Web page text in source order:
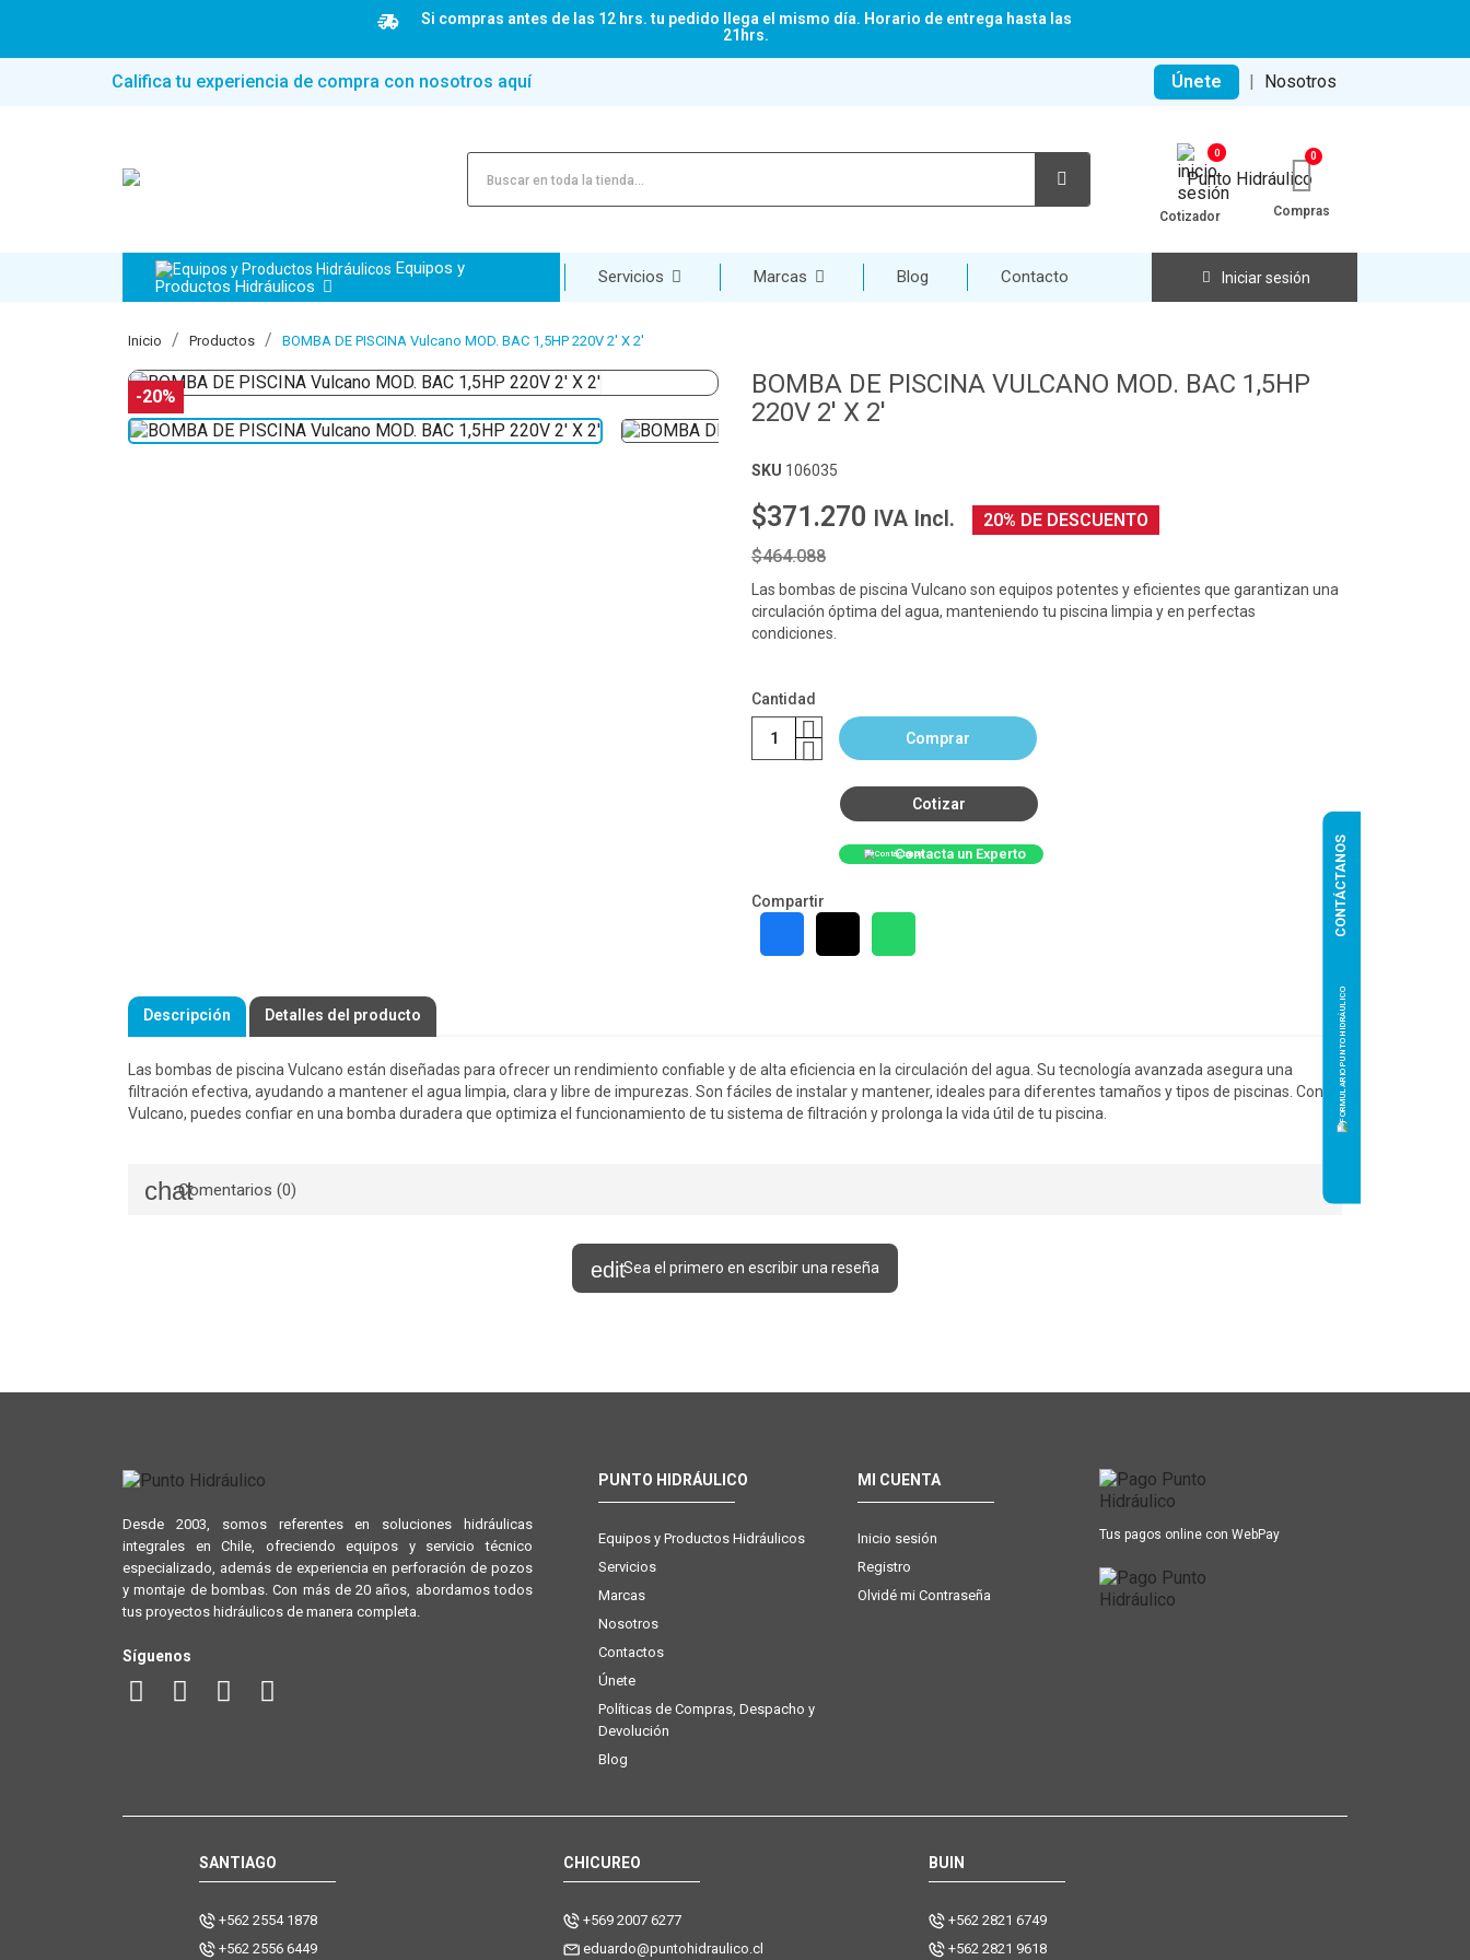
Si compras antes de las 12 hrs. tu pedido llega el mismo día. Horario de entrega hasta las
21hrs.
Califica tu experiencia de compra con nosotros aquí Únete | Nosotros
0
Cotizador Compras
Equipos y
Productos Hidráulicos
Servicios Marcas Blog Contacto Iniciar sesión
Inicio Productos BOMBA DE PISCINA Vulcano MOD. BAC 1,5HP 220V 2' X 2'
-20%
BOMBA DE PISCINA VULCANO MOD. BAC 1,5HP
220V 2' X 2'
SKU 106035
$371.270 IVA Incl.
20% DE DESCUENTO
$464.088
Las bombas de piscina Vulcano son equipos potentes y eficientes que garantizan una
circulación óptima del agua, manteniendo tu piscina limpia y en perfectas
condiciones.
Cantidad
Comprar
Cotizar
Contacta un Experto
Compartir
Descripción Detalles del producto
Las bombas de piscina Vulcano están diseñadas para ofrecer un rendimiento confiable y de alta eficiencia en la circulación del agua. Su tecnología avanzada asegura una
filtración efectiva, ayudando a mantener el agua limpia, clara y libre de impurezas. Son fáciles de instalar y mantener, ideales para diferentes tamaños y tipos de piscinas. Con
Vulcano, puedes confiar en una bomba duradera que optimiza el funcionamiento de tu sistema de filtración y prolonga la vida útil de tu piscina.
Comentarios (0)
Sea el primero en escribir una reseña
Desde 2003, somos referentes en soluciones hidráulicas
integrales en Chile, ofreciendo equipos y servicio técnico
especializado, además de experiencia en perforación de pozos
y montaje de bombas. Con más de 20 años, abordamos todos
tus proyectos hidráulicos de manera completa.
Síguenos
PUNTO HIDRÁULICO
Equipos y Productos Hidráulicos
Servicios
Marcas
Nosotros
Contactos
Únete
Políticas de Compras, Despacho y
Devolución
Blog
MI CUENTA
Inicio sesión
Registro
Olvidé mi Contraseña
CONTÁCTANOS
Tus pagos online con WebPay
SANTIAGO
+562 2554 1878
+562 2556 6449
CHICUREO
+569 2007 6277
eduardo@puntohidraulico.cl
BUIN
+562 2821 6749
+562 2821 9618